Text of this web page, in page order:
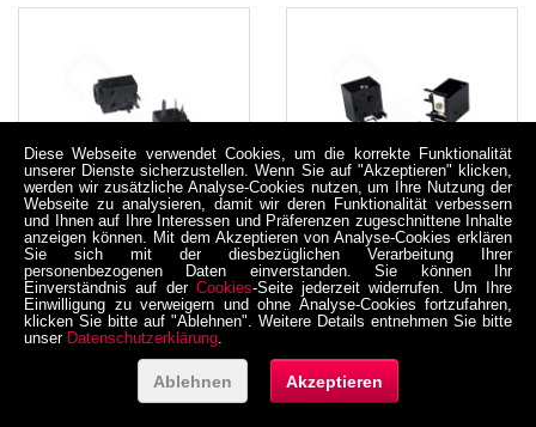
DC-043-1.65A Buchse
für DC-
Stromversorgung, THT,
für 4 / 1,75 mm
Hohlstecker, 30 V, 500
mA, 90°, -20..70 °C
05-0004-0002F
inkl. MwSt. zzgl. Versand
DC-044-2.5A Buchse
für DC-
Stromversorgung, THT,
für 5,5 / 2,5 mm
mA, 90°, -20..70 °C
2,85 €
inkl. MwSt. zzgl. Versand
Diese Webseite verwendet Cookies, um die korrekte Funktionalität
unserer Dienste sicherzustellen. Wenn Sie auf "Akzeptieren" klicken,
werden wir zusätzliche Analyse-Cookies nutzen, um Ihre Nutzung der
Webseite zu analysieren, damit wir deren Funktionalität verbessern
und Ihnen auf Ihre Interessen und Präferenzen zugeschnittene Inhalte
anzeigen können. Mit dem Akzeptieren von Analyse-Cookies erklären
Sie sich mit der diesbezüglichen Verarbeitung Ihrer
personenbezogenen Daten einverstanden. Sie können Ihr
Einverständnis auf der Cookies-Seite jederzeit widerrufen. Um Ihre
Einwilligung zu verweigern und ohne Analyse-Cookies fortzufahren,
klicken Sie bitte auf "Ablehnen". Weitere Details entnehmen Sie bitte
unser Datenschutzerklärung.
Ablehnen Akzeptieren